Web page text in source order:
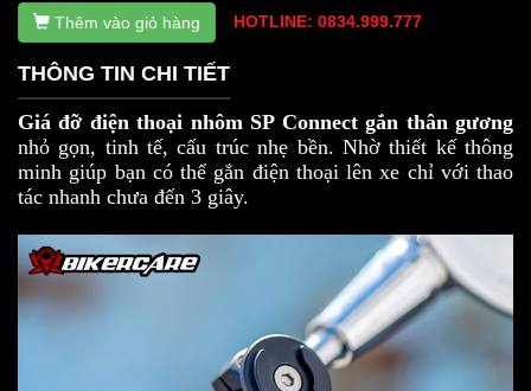
Thêm vào giỏ hàng HOTLINE: 0834.999.777
THÔNG TIN CHI TIẾT
Giá đỡ điện thoại nhôm SP Connect gắn thân gương
nhỏ gọn, tinh tế, cấu trúc nhẹ bền. Nhờ thiết kế thông
minh giúp bạn có thể gắn điện thoại lên xe chỉ với thao
tác nhanh chưa đến 3 giây.